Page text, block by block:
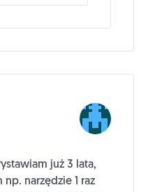
już 3 lata,
np. narzędzie 1 raz